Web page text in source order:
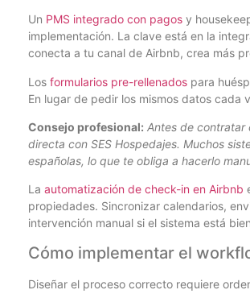
Un PMS integrado con pagos y
implementación. La clave está en la
conecta a tu canal de Airbnb, crea más
Los formularios pre-rellenados para
En lugar de pedir los mismos datos
Consejo profesional: Antes de contratar
directa con SES Hospedajes. Muchos
españolas, lo que te obliga a hacerlo
La automatización de check-in en Airbnb
propiedades. Sincronizar calendarios,
intervención manual si el sistema está
Cómo implementar el
Diseñar el proceso correcto requiere